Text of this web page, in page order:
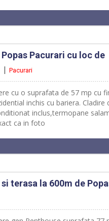
Pacurari cu loc de
Pacurari
cu o suprafata de 57 mp cu
inchis cu bariera.
inclus,termopane
ca in foto
terasa la 600m de